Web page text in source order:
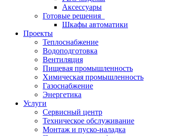
Аксессуары
Готовые решения
Шкафы автоматики
Проекты
Теплоснабжение
Водоподготовка
Вентиляция
Пищевая промышленность
Химическая промышленность
Газоснабжение
Энергетика
Услуги
Сервисный центр
Техническое обслуживание
Монтаж и пуско-наладка